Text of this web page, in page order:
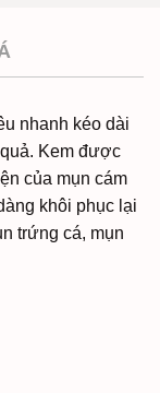
nhanh kéo dài
Kem được
của mụn cám
khôi phục lại
trứng cá, mụn